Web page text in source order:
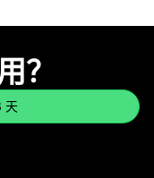
？
天